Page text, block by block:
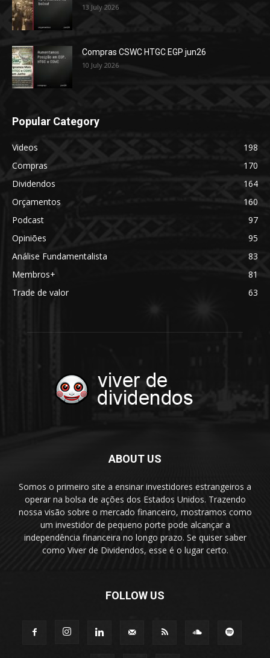
13 July 2026
Compras CSWC HTGC EGP jun26
10 July 2026
Popular Category
Videos
198
Compras
170
Dividendos
164
Orçamentos
160
Podcast
97
Opiniões
95
Análise Fundamentalista
83
Membros+
81
Trade de valor
63
ABOUT US
Somos o primeiro site a ensinar investidores estrangeiros a
operar na bolsa de ações dos Estados Unidos. Trazendo
nossa visão sobre o mercado financeiro, mostramos como
um investidor de pequeno porte pode alcançar a
independência financeira no longo prazo. Se quiser saber
como Viver de Dividendos, esse é o lugar certo.
FOLLOW US